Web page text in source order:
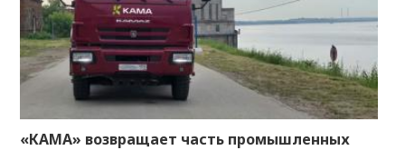
«КАМА» возвращает часть промышленных